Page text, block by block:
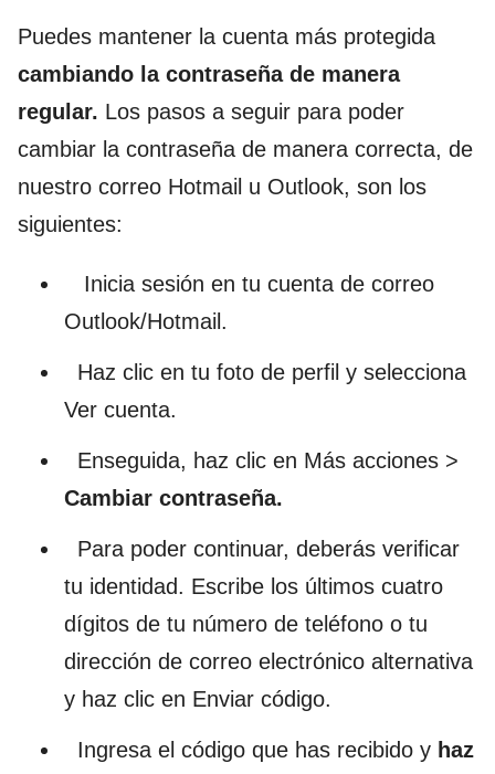
Puedes mantener la cuenta más protegida
cambiando la contraseña de manera
regular. Los pasos a seguir para poder
cambiar la contraseña de manera correcta, de
nuestro correo Hotmail u Outlook, son los
siguientes:
Inicia sesión en tu cuenta de correo
Outlook/Hotmail.
Haz clic en tu foto de perfil y selecciona
Ver cuenta.
Enseguida, haz clic en Más acciones >
Cambiar contraseña.
Para poder continuar, deberás verificar
tu identidad. Escribe los últimos cuatro
dígitos de tu número de teléfono o tu
dirección de correo electrónico alternativa
y haz clic en Enviar código.
Ingresa el código que has recibido y haz